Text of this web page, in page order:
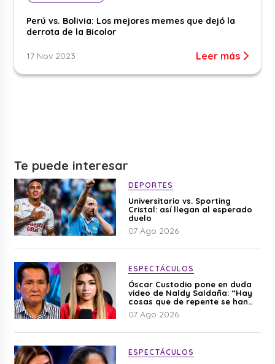
Perú vs. Bolivia: Los mejores memes que dejó la
derrota de la Bicolor
17 Nov 2023 Leer más
Te puede interesar
DEPORTES
Universitario vs. Sporting
Cristal: así llegan al esperado
duelo
07 Ago 2026
ESPECTÁCULOS
Óscar Custodio pone en duda
video de Naldy Saldaña: “Hay
cosas que de repente se han
editado”
07 Ago 2026
ESPECTÁCULOS